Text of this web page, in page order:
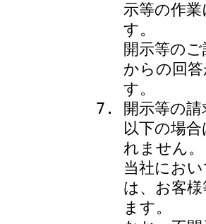
示等の作
す。
開示等の
からの回
す。
開示等の
以下の場
れません。
当社にお
は、お客
ます。